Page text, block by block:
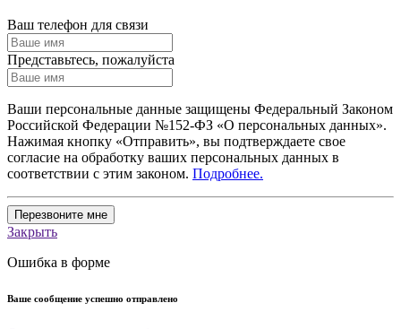
Ваш телефон для связи
Представьтесь, пожалуйста
Ваши персональные данные защищены Федеральный Законом
Российской Федерации №152-ФЗ «О персональных данных».
Нажимая кнопку «Отправить», вы подтверждаете свое
согласие на обработку ваших персональных данных в
соответствии с этим законом. Подробнее.
Перезвоните мне
Закрыть
Ошибка в форме
Ваше сообщение успешно отправлено